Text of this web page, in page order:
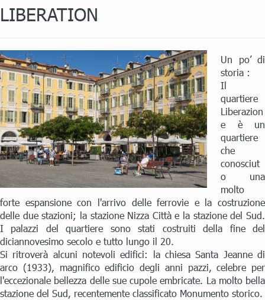
LIBERATION
Un po’ di
storia :
Il
quartiere
Liberazion
e è un
quartiere
che
conosciut
o una
molto
forte espansione con l'arrivo delle ferrovie e la costruzione
delle due stazioni; la stazione Nizza Città e la stazione del Sud.
I palazzi del quartiere sono stati costruiti della fine del
diciannovesimo secolo e tutto lungo il 20.
Si ritroverà alcuni notevoli edifici: la chiesa Santa Jeanne di
arco (1933), magnifico edificio degli anni pazzi, celebre per
l'eccezionale bellezza delle sue cupole embricate. La molto bella
stazione del Sud, recentemente classificato Monumento storico.